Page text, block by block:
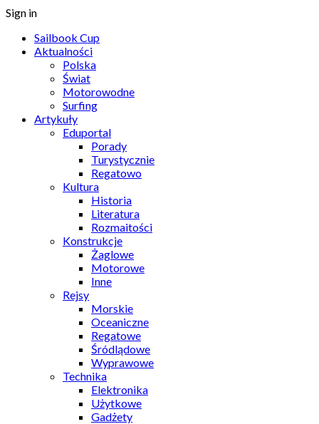
Sign in
Sailbook Cup
Aktualności
Polska
Świat
Motorowodne
Surfing
Artykuły
Eduportal
Porady
Turystycznie
Regatowo
Kultura
Historia
Literatura
Rozmaitości
Konstrukcje
Żaglowe
Motorowe
Inne
Rejsy
Morskie
Oceaniczne
Regatowe
Śródlądowe
Wyprawowe
Technika
Elektronika
Użytkowe
Gadżety